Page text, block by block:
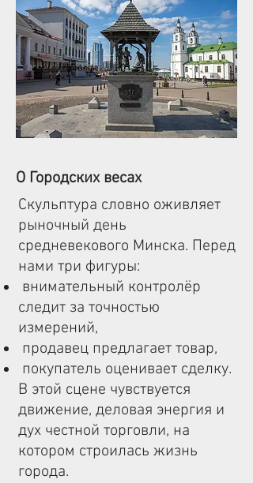
О Городских весах
Скульптура словно оживляет
рыночный день
средневекового Минска. Перед
нами три фигуры:
внимательный контролёр
следит за точностью
измерений,
продавец предлагает товар,
покупатель оценивает сделку.
В этой сцене чувствуется
движение, деловая энергия и
дух честной торговли, на
котором строилась жизнь
города.